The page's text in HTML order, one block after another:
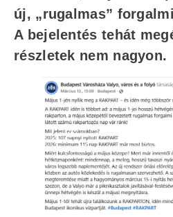
új, „rugalmas”
A bejelentés tehát
részletek nem nagyon.